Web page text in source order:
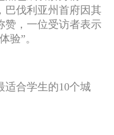
巴伐利亚州首府因其
赞，一位受访者表示
验”。
合学生的10个城